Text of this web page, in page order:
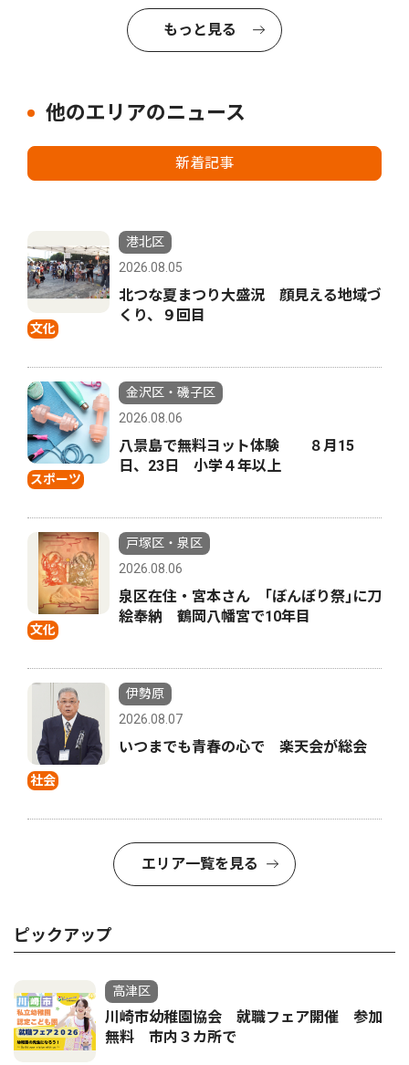
もっと見る
他のエリアのニュース
新着記事
文化
港北区
2026.08.05
北つな夏まつり大盛況 顔見える地域づ
くり、９回目
スポーツ
金沢区・磯子区
2026.08.06
八景島で無料ヨット体験 ８月15
日、23日 小学４年以上
文化
戸塚区・泉区
2026.08.06
泉区在住・宮本さん ｢ぼんぼり祭｣に刀
絵奉納 鶴岡八幡宮で10年目
社会
伊勢原
2026.08.07
いつまでも青春の心で 楽天会が総会
エリア一覧を見る
ピックアップ
高津区
川崎市幼稚園協会 就職フェア開催 参加
無料 市内３カ所で